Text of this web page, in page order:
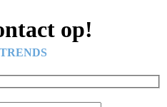
op!
TRENDS